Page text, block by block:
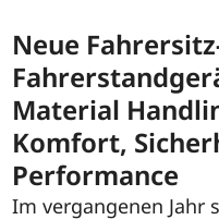
Neue
Material
Komfort,
Performance
Im vergangenen Jahr